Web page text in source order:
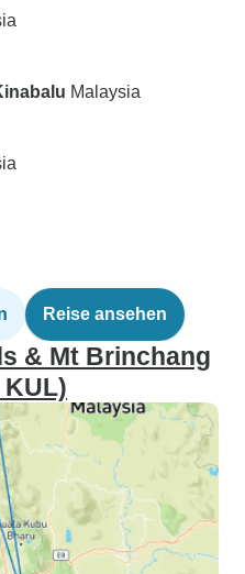
Malaysia
Reise ansehen
& Mt Brinchang